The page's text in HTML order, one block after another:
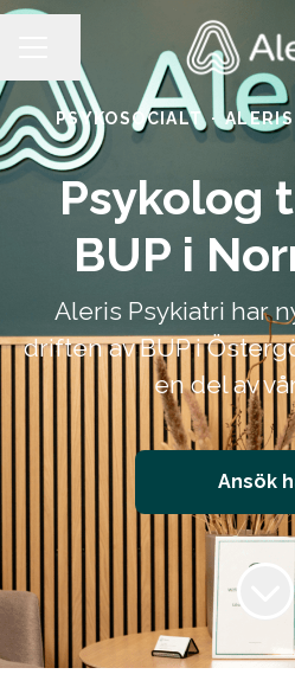
KARRIÄRMENY
Dela sidan
PSYKOSOCIALT ·
Psykolog
BUP i
Aleris Psykiatri har
driften av BUP i
en del av
Ansök